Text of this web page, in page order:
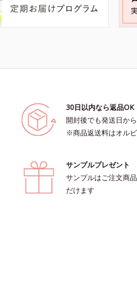
30日以内なら返品OK
開封後でも発送日か
※商品返送料はオル
サンプルプレゼント
サンプルはご注文商
だけます